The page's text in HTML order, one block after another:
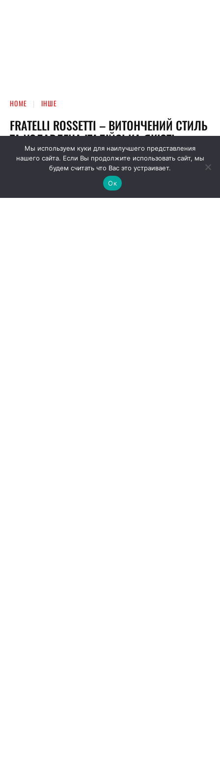
Мы используем куки для наилучшего представления
нашего сайта. Если Вы продолжите использовать сайт, мы
будем считать что Вас это устраивает.
Ок